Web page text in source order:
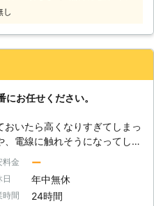
は、お客様や近隣の方の安全を
意、真心こめて作業いたしま
庭のことでなにかありました
つでもご相談ください。
し
お任せください。
おいたら高くなりすぎてしまっ
、電線に触れそうになってしま
る木など、ご自分では手に負え
ってしまった木はありません
採110番では、1本から伐採、
けします。 一人で悩まず
料金 ー
日 年中無休
時間 24時間